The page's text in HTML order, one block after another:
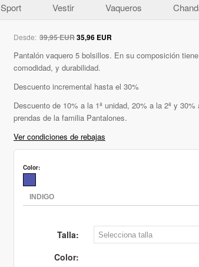
Sport Vestir Vaqueros
Desde: 39,95 EUR35,96 EUR
Pantalón vaquero 5 bolsillos. En su composición
comodidad, y durabilidad.
Descuento incremental hasta el 30%
Descuento de 10% a la 1ª unidad, 20% a la 2ª y
prendas de la familia Pantalones.
Ver condiciones de rebajas
Color:
Talla:
Color: